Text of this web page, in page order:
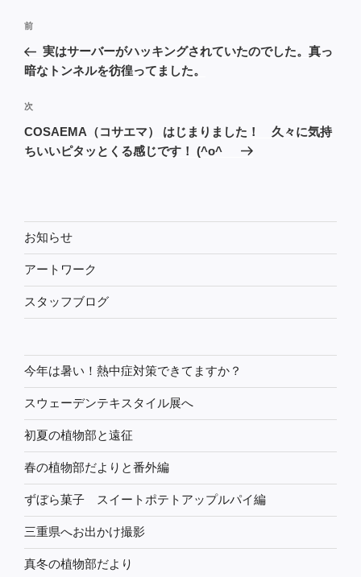
投
ナ
ゲ
ー
シ
前
の
投
前
実はサーバーがハッキングされていたのでした。真っ
暗なトンネルを彷徨ってました。
次
の
投
次
COSAEMA（コサエマ） はじまりました！ 久々に気持
ちいいピタッとくる感じです！ (^o^ゞ
お知らせ
アートワーク
スタッフブログ
今年は暑い！熱中症対策できてますか？
スウェーデンテキスタイル展へ
初夏の植物部と遠征
春の植物部だよりと番外編
ずぼら菓子 スイートポテトアップルパイ編
三重県へお出かけ撮影
真冬の植物部だより